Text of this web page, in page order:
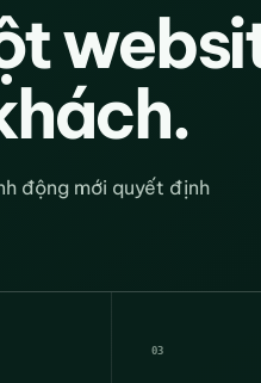
động mới quyết định
03